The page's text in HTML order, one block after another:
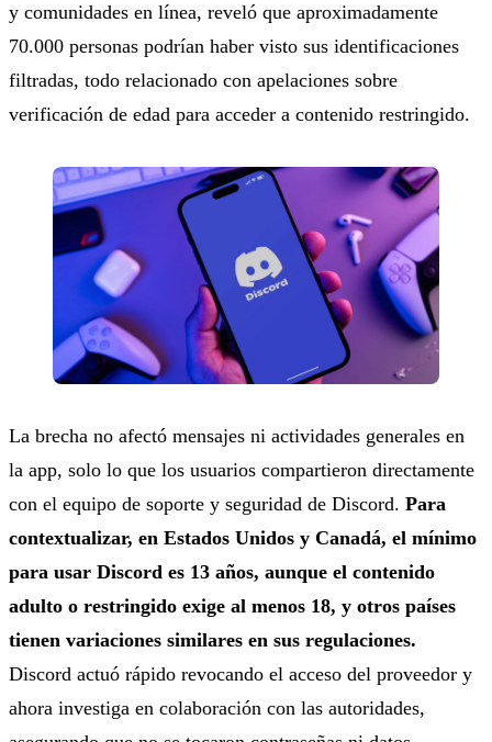
y comunidades en línea, reveló que aproximadamente
70.000 personas podrían haber visto sus identificaciones
filtradas, todo relacionado con apelaciones sobre
verificación de edad para acceder a contenido restringido.
La brecha no afectó mensajes ni actividades generales en
la app, solo lo que los usuarios compartieron directamente
con el equipo de soporte y seguridad de Discord. Para
contextualizar, en Estados Unidos y Canadá, el mínimo
para usar Discord es 13 años, aunque el contenido
adulto o restringido exige al menos 18, y otros países
tienen variaciones similares en sus regulaciones.
Discord actuó rápido revocando el acceso del proveedor y
ahora investiga en colaboración con las autoridades,